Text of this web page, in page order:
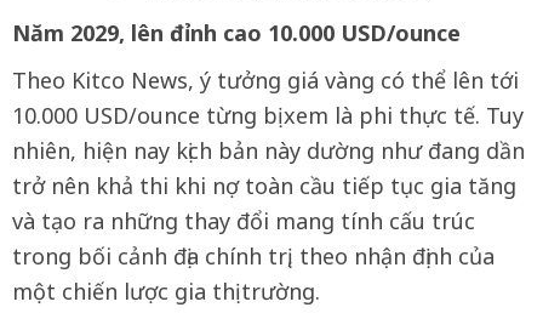
Năm 2029, lên đỉnh cao 10.000 USD/ounce
Theo Kitco News, ý tưởng giá vàng có thể lên tới
10.000 USD/ounce từng bị xem là phi thực tế. Tuy
nhiên, hiện nay kịch bản này dường như đang dần
trở nên khả thi khi nợ toàn cầu tiếp tục gia tăng
và tạo ra những thay đổi mang tính cấu trúc
trong bối cảnh địa chính trị, theo nhận định của
một chiến lược gia thị trường.